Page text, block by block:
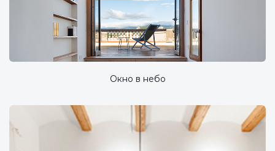
Окно в небо